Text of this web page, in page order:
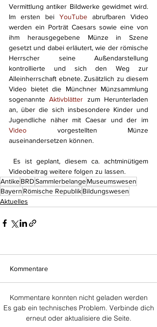
Vermittlung antiker Bildwerke gewidmet wird.
Im ersten bei YouTube abrufbaren Video
werden ein Porträt Caesars sowie eine von
ihm herausgegebene Münze in Szene
gesetzt und dabei erläutert, wie der römische
Herrscher seine Außendarstellung
kontrollierte und sich den Weg zur
Alleinherrschaft ebnete. Zusätzlich zu diesem
Video bietet die Münchner Münzsammlung
sogenannte Aktivblätter zum Herunterladen
an, über die sich insbesondere Kinder und
Video vorgestellten Münze
auseinandersetzen können.
Videobeitrag weitere folgen zu lassen.
AntikeBRDSammlerbelangeMuseumswesen
Bayern Römische RepublikBildungswesen
Aktuelles
Kommentare
Kommentare konnten nicht geladen werden
Es gab ein technisches Problem. Verbinde dich
erneut oder aktualisiere die Seite.